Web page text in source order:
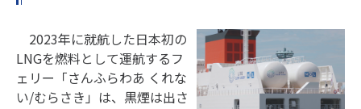
2023年に就航した日本初の
LNGを燃料として運航するフ
ェリー「さんふらわあ くれな
い/むらさき」は、黒煙は出さ